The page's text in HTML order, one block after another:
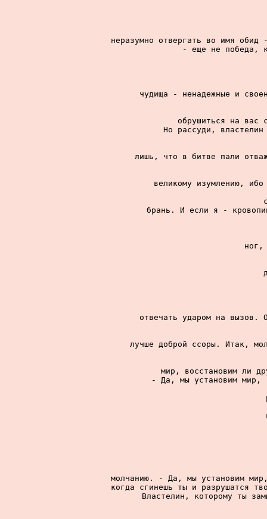
неразумно отвергать во имя
- еще не победа,
чудища - ненадежные и
обрушиться на вас
Но рассуди,
лишь, что в битве пали
великому изумлению,
брань. И если я -
ног,
отвечать ударом на вызов.
лучше доброй ссоры. Итак,
мир, восстановим ли
- Да, мы установим мир,
молчанию. - Да, мы установим
когда сгинешь ты и разрушатся
Властелин, которому ты